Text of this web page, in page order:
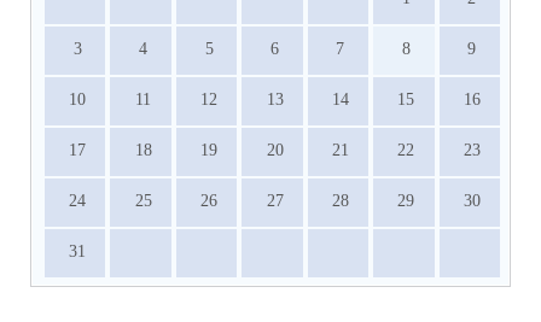
3 4 5 6 7 8 9
10 11 12 13 14 15 16
17 18 19 20 21 22 23
24 25 26 27 28 29 30
31